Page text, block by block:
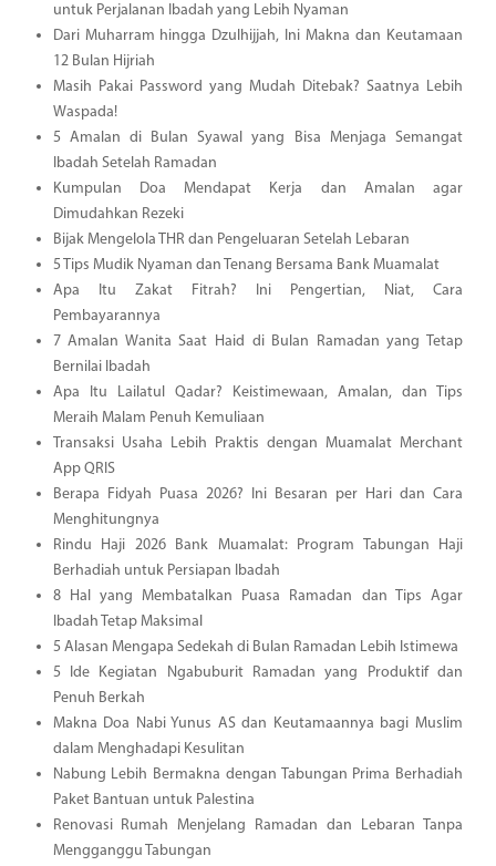
untuk Perjalanan Ibadah yang Lebih Nyaman
Dari Muharram hingga Dzulhijjah, Ini Makna dan Keutamaan
12 Bulan Hijriah
Masih Pakai Password yang Mudah Ditebak? Saatnya Lebih
Waspada!
5 Amalan di Bulan Syawal yang Bisa Menjaga Semangat
Ibadah Setelah Ramadan
Kumpulan Doa Mendapat Kerja dan Amalan agar
Dimudahkan Rezeki
Bijak Mengelola THR dan Pengeluaran Setelah Lebaran
5 Tips Mudik Nyaman dan Tenang Bersama Bank Muamalat
Apa Itu Zakat Fitrah? Ini Pengertian, Niat, Cara
Pembayarannya
7 Amalan Wanita Saat Haid di Bulan Ramadan yang Tetap
Bernilai Ibadah
Apa Itu Lailatul Qadar? Keistimewaan, Amalan, dan Tips
Meraih Malam Penuh Kemuliaan
Transaksi Usaha Lebih Praktis dengan Muamalat Merchant
App QRIS
Berapa Fidyah Puasa 2026? Ini Besaran per Hari dan Cara
Menghitungnya
Rindu Haji 2026 Bank Muamalat: Program Tabungan Haji
Berhadiah untuk Persiapan Ibadah
8 Hal yang Membatalkan Puasa Ramadan dan Tips Agar
Ibadah Tetap Maksimal
5 Alasan Mengapa Sedekah di Bulan Ramadan Lebih Istimewa
5 Ide Kegiatan Ngabuburit Ramadan yang Produktif dan
Penuh Berkah
Makna Doa Nabi Yunus AS dan Keutamaannya bagi Muslim
dalam Menghadapi Kesulitan
Nabung Lebih Bermakna dengan Tabungan Prima Berhadiah
Paket Bantuan untuk Palestina
Renovasi Rumah Menjelang Ramadan dan Lebaran Tanpa
Mengganggu Tabungan